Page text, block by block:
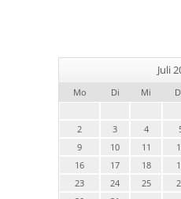
Juli
Mo Di Mi
2
3 4
9
10 11
16
17 18
23
24 25